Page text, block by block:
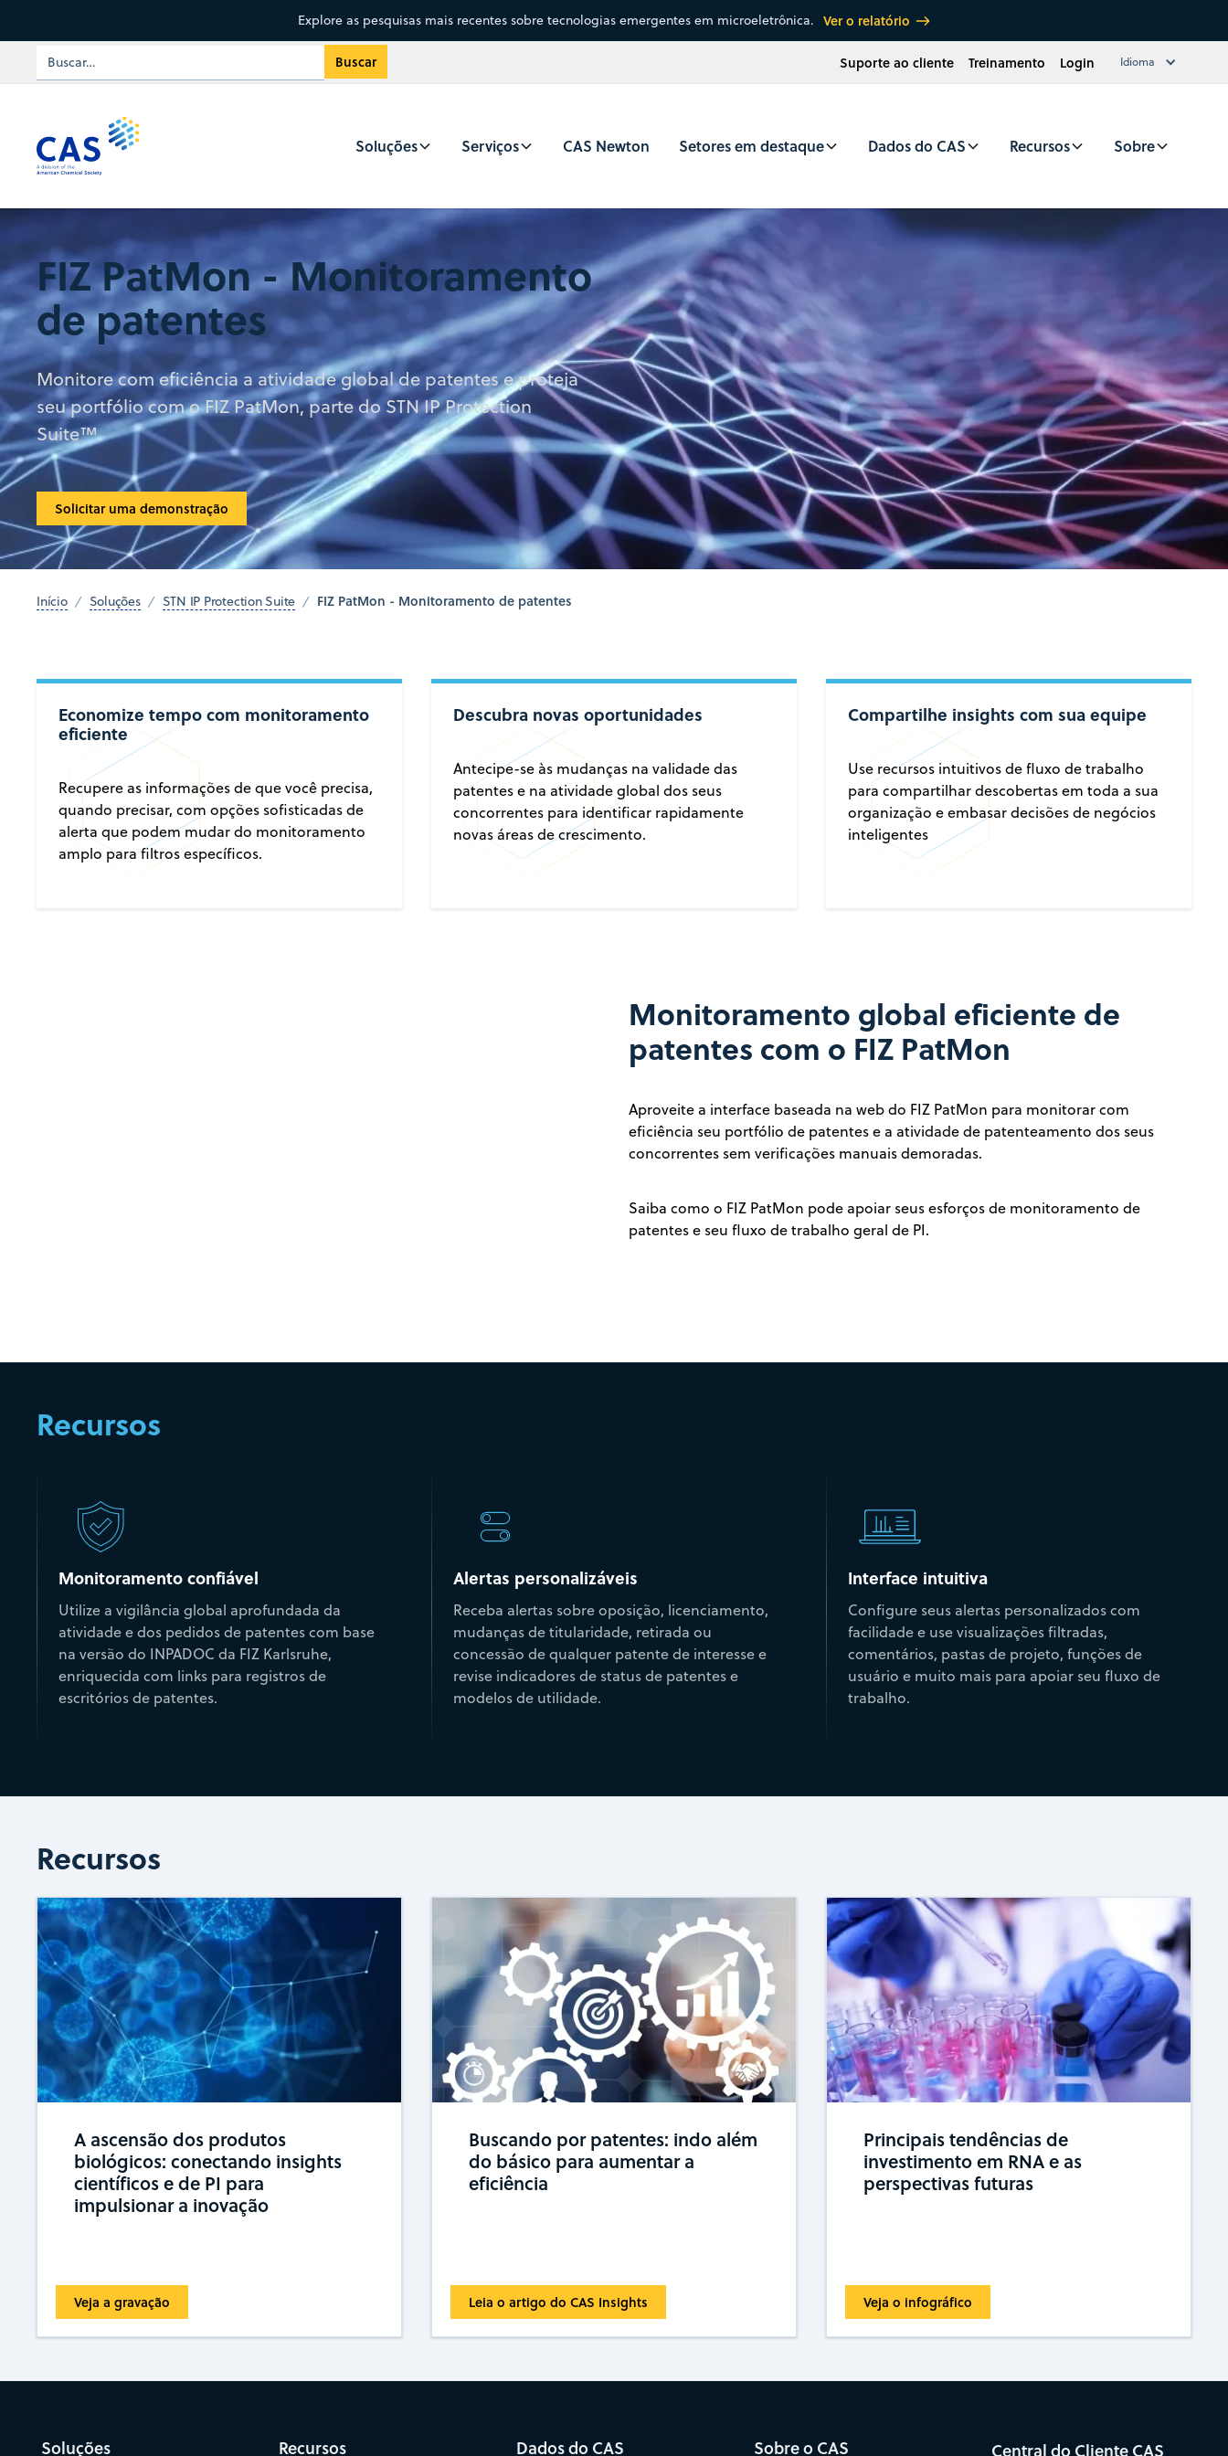
Explore as pesquisas mais recentes sobre tecnologias emergentes em microeletrônica. Ver o relatório
Suporte ao cliente Treinamento Login Idioma
Soluções Serviços CAS Newton Setores em destaque Dados do CAS Recursos Sobre
FIZ PatMon - Monitoramento
de patentes
Monitore com eficiência a atividade global de patentes e proteja
seu portfólio com o FIZ PatMon, parte do STN IP Protection
Suite™.
Solicitar uma demonstração
Início Soluções STN IP Protection Suite FIZ PatMon - Monitoramento de patentes
Economize tempo com monitoramento
eficiente
Recupere as informações de que você precisa,
quando precisar, com opções sofisticadas de
alerta que podem mudar do monitoramento
amplo para filtros específicos.
Descubra novas oportunidades
Antecipe-se às mudanças na validade das
patentes e na atividade global dos seus
concorrentes para identificar rapidamente
novas áreas de crescimento.
Compartilhe insights com sua equipe
Use recursos intuitivos de fluxo de trabalho
para compartilhar descobertas em toda a sua
organização e embasar decisões de negócios
inteligentes
Monitoramento global eficiente de
patentes com o FIZ PatMon
Aproveite a interface baseada na web do FIZ PatMon para monitorar com
eficiência seu portfólio de patentes e a atividade de patenteamento dos seus
concorrentes sem verificações manuais demoradas.
Saiba como o FIZ PatMon pode apoiar seus esforços de monitoramento de
patentes e seu fluxo de trabalho geral de PI.
Recursos
Monitoramento confiável
Utilize a vigilância global aprofundada da
atividade e dos pedidos de patentes com base
na versão do INPADOC da FIZ Karlsruhe,
enriquecida com links para registros de
escritórios de patentes.
Alertas personalizáveis
Receba alertas sobre oposição, licenciamento,
mudanças de titularidade, retirada ou
concessão de qualquer patente de interesse e
revise indicadores de status de patentes e
modelos de utilidade.
Interface intuitiva
Configure seus alertas personalizados com
facilidade e use visualizações filtradas,
comentários, pastas de projeto, funções de
usuário e muito mais para apoiar seu fluxo de
trabalho.
Recursos
A ascensão dos produtos
biológicos: conectando insights
científicos e de PI para
impulsionar a inovação
Veja a gravação
Buscando por patentes: indo além
do básico para aumentar a
eficiência
Leia o artigo do CAS Insights
Principais tendências de
investimento em RNA e as
perspectivas futuras
Veja o infográfico
Soluções Recursos Dados do CAS Sobre o CAS Central do Cliente CAS